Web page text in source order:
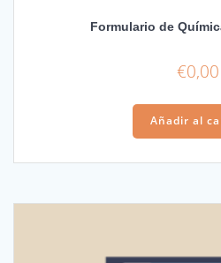
Formulario de
€0,00
Añadir al